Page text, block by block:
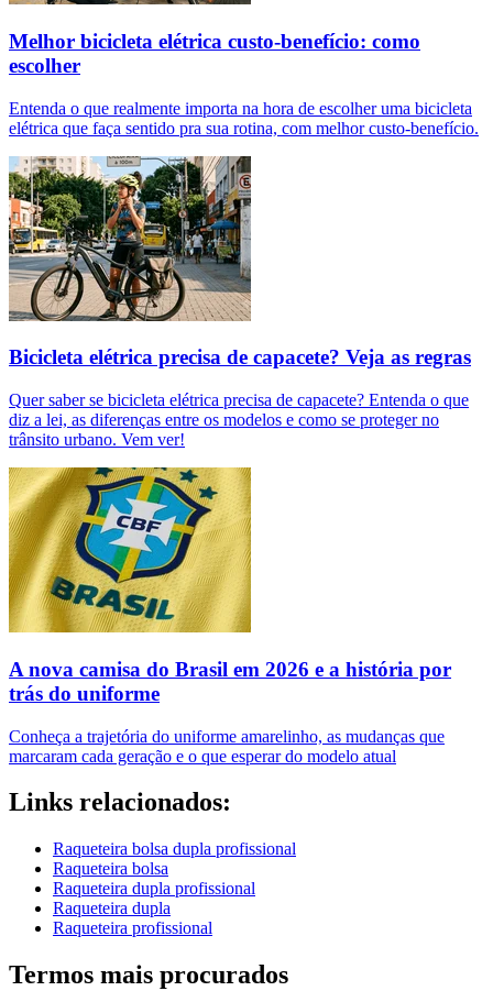
Melhor bicicleta elétrica custo-benefício: como
escolher
Entenda o que realmente importa na hora de escolher uma bicicleta
elétrica que faça sentido pra sua rotina, com melhor custo-benefício.
Bicicleta elétrica precisa de capacete? Veja as regras
Quer saber se bicicleta elétrica precisa de capacete? Entenda o que
diz a lei, as diferenças entre os modelos e como se proteger no
trânsito urbano. Vem ver!
A nova camisa do Brasil em 2026 e a história por
trás do uniforme
Conheça a trajetória do uniforme amarelinho, as mudanças que
marcaram cada geração e o que esperar do modelo atual
Links relacionados:
Raqueteira bolsa dupla profissional
Raqueteira bolsa
Raqueteira dupla profissional
Raqueteira dupla
Raqueteira profissional
Termos mais procurados